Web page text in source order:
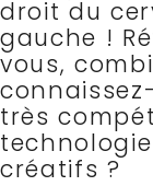
droit du
gauche !
vous, c
très
créatifs ?